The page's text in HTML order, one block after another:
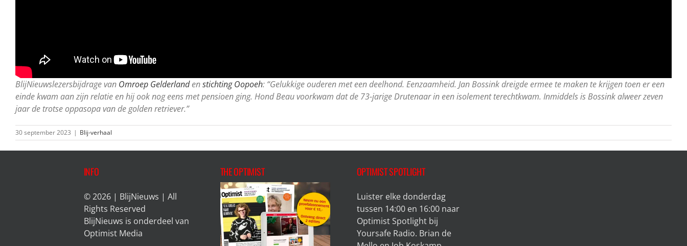
BlijNieuwslezersbijdrage van Omroep Gelderlandenstichting Oopoeh: “Gelukkige ouderen met een deelhond. Eenzaamheid. Jan Bossink dreigde ermee te maken te krijgen toen er een
einde kwam aan zijn relatie en hij ook nog eens met pensioen ging. Hond Beau voorkwam dat de 73-jarige Drutenaar in een isolement terechtkwam. Inmiddels is Bossink alweer zeven
jaar de trotse oppasopa van de golden retriever.”
30 september 2023 | Blij-verhaal
INFO
© 2026 | BlijNieuws | All
Rights Reserved
BlijNieuws is onderdeel van
Optimist Media
THE OPTIMIST OPTIMIST SPOTLIGHT
Luister elke donderdag
tussen 14:00 en 16:00 naar
Optimist Spotlight bij
Yoursafe Radio. Brian de